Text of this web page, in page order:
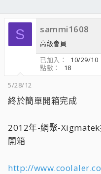
起
人
期
S sammi1608
高級會員
已加入
10/29/10
點數
18
5/28/12
終於簡單開箱完成
2012年-網聚-
開箱
http://